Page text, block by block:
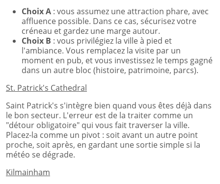
Choix A : vous assumez une attraction phare, avec
affluence possible. Dans ce cas, sécurisez votre
créneau et gardez une marge autour.
Choix B : vous privilégiez la ville à pied et
l'ambiance. Vous remplacez la visite par un
moment en pub, et vous investissez le temps gagné
dans un autre bloc (histoire, patrimoine, parcs).
St. Patrick's Cathedral
Saint Patrick's s'intègre bien quand vous êtes déjà dans
le bon secteur. L'erreur est de la traiter comme un
"détour obligatoire" qui vous fait traverser la ville.
Placez-la comme un pivot : soit avant un autre point
proche, soit après, en gardant une sortie simple si la
météo se dégrade.
Kilmainham